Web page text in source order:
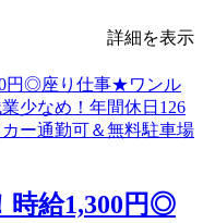
詳細を表示
時給1,300円◎